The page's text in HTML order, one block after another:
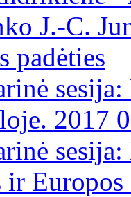
J.-C.
padėties
2017
Europos